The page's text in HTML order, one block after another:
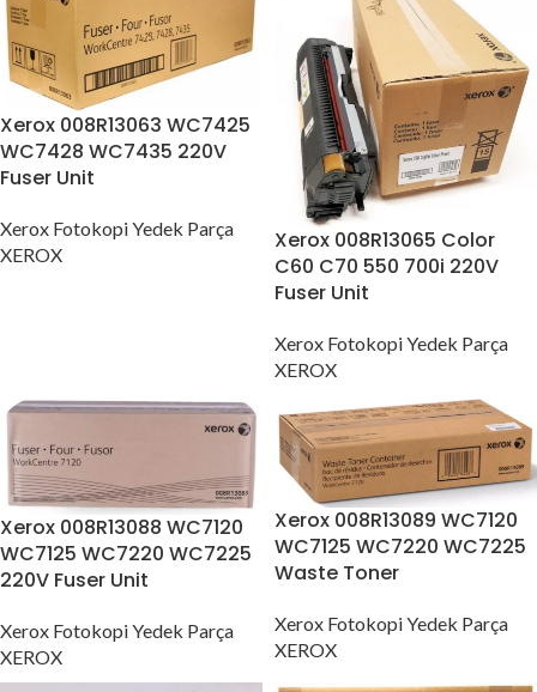
Xerox 008R13063 WC7425
WC7428 WC7435 220V
Fuser Unit
Xerox Fotokopi Yedek Parça
XEROX
Xerox 008R13065 Color
C60 C70 550 700i 220V
Fuser Unit
Xerox Fotokopi Yedek Parça
XEROX
Xerox 008R13088 WC7120
WC7125 WC7220 WC7225
220V Fuser Unit
Xerox Fotokopi Yedek Parça
XEROX
Xerox 008R13089 WC7120
WC7125 WC7220 WC7225
Waste Toner
Xerox Fotokopi Yedek Parça
XEROX